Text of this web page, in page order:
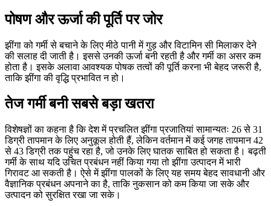
पोषण और ऊर्जा की पूर्ति पर जोर
झींगा को गर्मी से बचाने के लिए मीठे पानी में गुड़ और विटामिन सी मिलाकर देने
की सलाह दी जाती है। इससे उनकी ऊर्जा बनी रहती है और गर्मी का असर कम
होता है। इसके अलावा आवश्यक पोषक तत्वों की पूर्ति करना भी बेहद जरूरी है,
ताकि झींगा की वृद्धि प्रभावित न हो।
तेज गर्मी बनी सबसे बड़ा खतरा
विशेषज्ञों का कहना है कि देश में प्रचलित झींगा प्रजातियां सामान्यतः 26 से 31
डिग्री तापमान के लिए अनुकूल होती हैं, लेकिन वर्तमान में कई जगह तापमान 42
से 43 डिग्री तक पहुंच रहा है, जो उनके लिए घातक साबित हो सकता है। बढ़ती
गर्मी के साथ यदि उचित प्रबंधन नहीं किया गया तो झींगा उत्पादन में भारी
गिरावट आ सकती है। ऐसे में झींगा पालकों के लिए यह समय बेहद सावधानी और
वैज्ञानिक प्रबंधन अपनाने का है, ताकि नुकसान को कम किया जा सके और
उत्पादन को सुरक्षित रखा जा सके।